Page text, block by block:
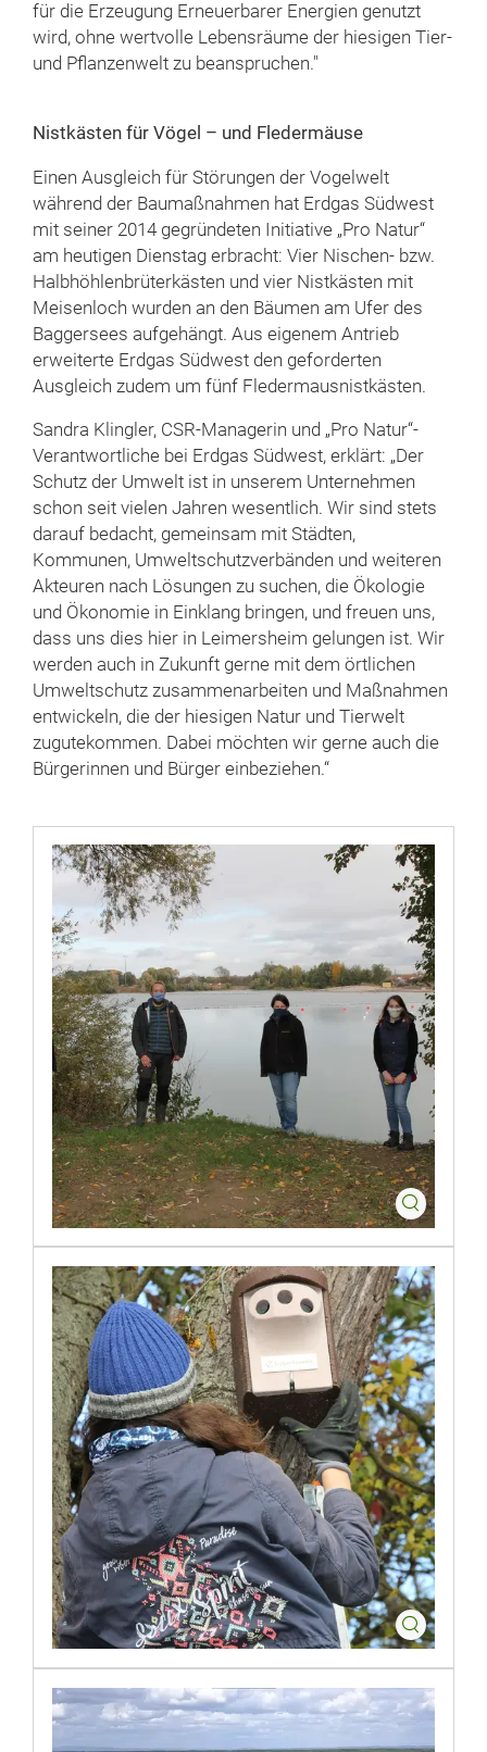
für die Erzeugung Erneuerbarer Energien genutzt
wird, ohne wertvolle Lebensräume der hiesigen Tier-
und Pflanzenwelt zu beanspruchen."
Nistkästen für Vögel – und Fledermäuse
Einen Ausgleich für Störungen der Vogelwelt
während der Baumaßnahmen hat Erdgas Südwest
mit seiner 2014 gegründeten Initiative „Pro Natur“
am heutigen Dienstag erbracht: Vier Nischen- bzw.
Halbhöhlenbrüterkästen und vier Nistkästen mit
Meisenloch wurden an den Bäumen am Ufer des
Baggersees aufgehängt. Aus eigenem Antrieb
erweiterte Erdgas Südwest den geforderten
Ausgleich zudem um fünf Fledermausnistkästen.
Sandra Klingler, CSR-Managerin und „Pro Natur“-
Verantwortliche bei Erdgas Südwest, erklärt: „Der
Schutz der Umwelt ist in unserem Unternehmen
schon seit vielen Jahren wesentlich. Wir sind stets
darauf bedacht, gemeinsam mit Städten,
Kommunen, Umweltschutzverbänden und weiteren
Akteuren nach Lösungen zu suchen, die Ökologie
und Ökonomie in Einklang bringen, und freuen uns,
dass uns dies hier in Leimersheim gelungen ist. Wir
werden auch in Zukunft gerne mit dem örtlichen
Umweltschutz zusammenarbeiten und Maßnahmen
entwickeln, die der hiesigen Natur und Tierwelt
zugutekommen. Dabei möchten wir gerne auch die
Bürgerinnen und Bürger einbeziehen.“